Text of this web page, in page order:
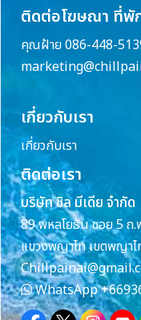
ติดต่อโฆษณา ที่พั
คุณฝ้าย 086-448-
เกี่ยวกับเรา
เกี่ยวกับเรา
ติดต่อเรา
บริษัท ชิล มีเดีย จำกัด
89 พหลโยธิน ซอย 5 ถ.
แขวงพญาไท เขตพญา
WhatsApp